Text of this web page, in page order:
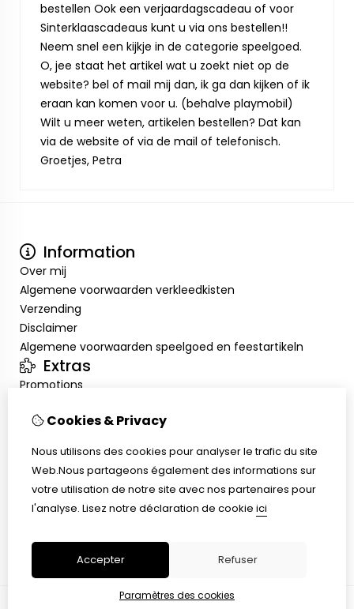
bestellen Ook een verjaardagscadeau of voor
Sinterklaascadeaus kunt u via ons bestellen!!
Neem snel een kijkje in de categorie speelgoed.
O, jee staat het artikel wat u zoekt niet op de
website? bel of mail mij dan, ik ga dan kijken of ik
eraan kan komen voor u. (behalve playmobil)
Wilt u meer weten, artikelen bestellen? Dat kan
via de website of via de mail of telefonisch.
Groetjes, Petra
Information
Over mij
Algemene voorwaarden verkleedkisten
Verzending
Disclaimer
Algemene voorwaarden speelgoed en feestartikeln
Extras
Promotions
Inloggen
Service client
Retour de marchandise
Cookies & Privacy
Nous utilisons des cookies pour analyser le trafic du site
Web.Nous partageons également des informations sur
votre utilisation de notre site avec nos partenaires pour
l'analyse. Lisez notre déclaration de cookie ici
Accepter Refuser
Paramètres des cookies